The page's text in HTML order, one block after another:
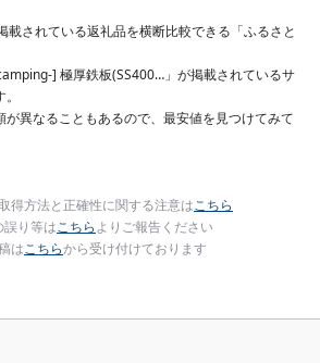
載されている返礼品を横断比較できる「ふるさと
] 極厚鉄板(SS400…」が掲載されているサ
異なることもあるので、最安値を見つけてみて
得方法と正確性に関する注意はこちら
り等はこちらよりご報告ください
はこちらから受け付けております